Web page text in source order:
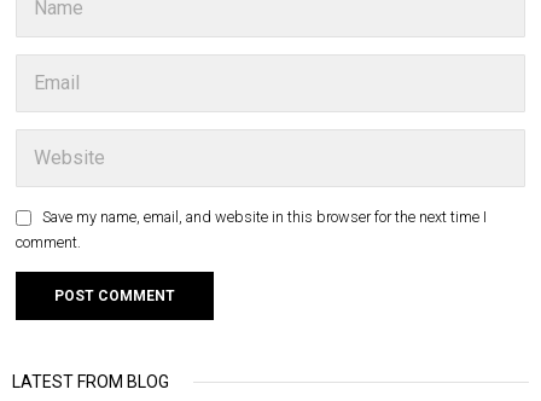
Save my name, email, and website in this browser for the next time I
comment.
LATEST FROM BLOG